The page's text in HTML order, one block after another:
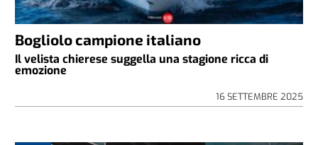
Bogliolo campione italiano
Il velista chierese suggella una stagione ricca di
emozione
16 SETTEMBRE 2025